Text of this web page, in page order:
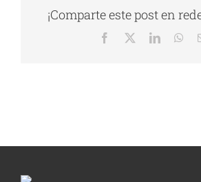
¡Comparte este post en
Facebook LinkedIn